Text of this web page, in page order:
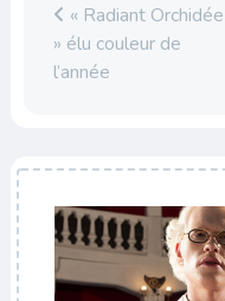
« Radiant Orchidée
» élu couleur de
l’année